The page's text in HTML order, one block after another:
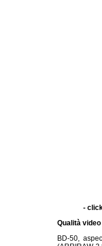
-
Qualità video
BD-50,